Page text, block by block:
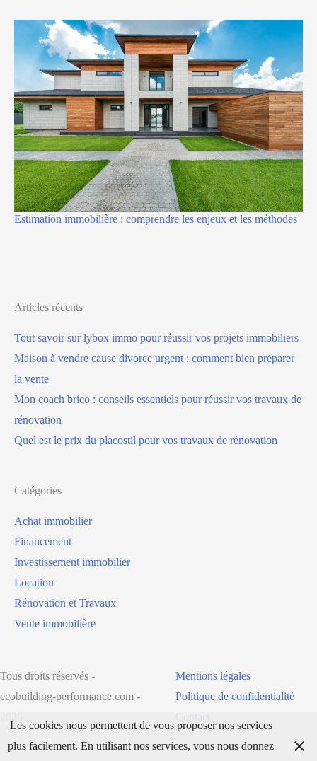
Estimation immobilière : comprendre les enjeux et les méthodes
Articles récents
Tout savoir sur lybox immo pour réussir vos projets immobiliers
Maison à vendre cause divorce urgent : comment bien préparer
la vente
Mon coach brico : conseils essentiels pour réussir vos travaux de
rénovation
Quel est le prix du placostil pour vos travaux de rénovation
Catégories
Achat immobilier
Financement
Investissement immobilier
Location
Rénovation et Travaux
Vente immobilière
Tous droits réservés -
ecobuilding-performance.com -
Mentions légales
Politique de confidentialité
Les cookies nous permettent de vous proposer nos services
plus facilement. En utilisant nos services, vous nous donnez